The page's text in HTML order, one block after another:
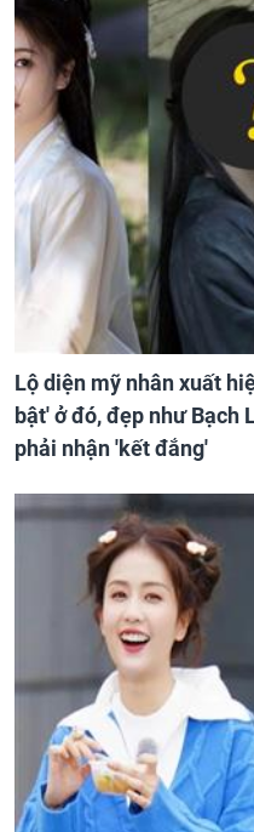
Lộ diện mỹ nhân xuất
bật' ở đó, đẹp như Bạch
phải nhận 'kết đắng'